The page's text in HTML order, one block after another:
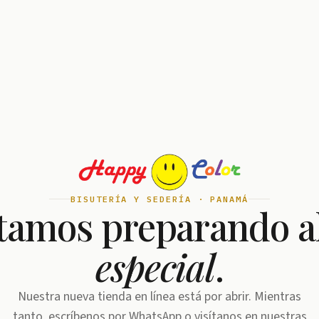
BISUTERÍA Y SEDERÍA · PANAMÁ
preparando
especial.
Nuestra nueva tienda en línea está por abrir. Mientras